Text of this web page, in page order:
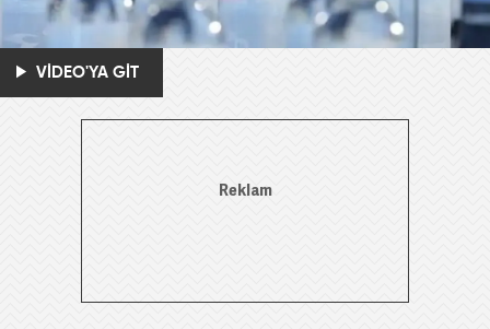
VİDEO'YA GİT